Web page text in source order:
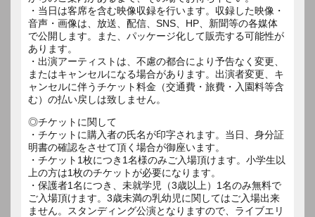
・当日は客席を含む映像収録を行います。収録した映像・
音声・画像は、放送、配信、SNS、HP、新聞等の各媒体
で公開します。また、パッケージ化して販売する可能性が
あります。
・出演アーティストは、不慮の都合により予告なく変更、
またはキャンセルになる場合があります。出演者変更、キ
ャンセルに伴うチケット料金（交通費・旅費・入園料等含
む）の払い戻しは致しません。
◎チケットに関して
・チケットに購入者の氏名が印字されます。当日、身分証
明書の確認をさせて頂く場合が御座います。
・チケット1枚につき1名様のみご入場頂けます。小学生以
上の方は1枚のチケットが必要になります。
・保護者1名につき、未就学児（3歳以上）1名のみ無料で
ご入場頂けます。3歳未満の乳幼児に関してはご入場出来
ません。スタンディング公演となりますので、ライブエリ